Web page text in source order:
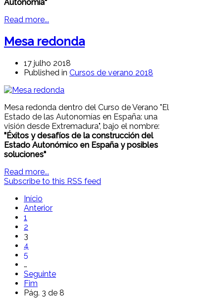
Autonomía"
Read more...
Mesa redonda
17 julho 2018
Published in Cursos de verano 2018
Mesa redonda dentro del Curso de Verano "El
Estado de las Autonomías en España: una
visión desde Extremadura", bajo el nombre:
"Éxitos y desafíos de la construcción del
Estado Autonómico en España y posibles
soluciones"
Read more...
Subscribe to this RSS feed
Início
Anterior
1
2
3
4
5
…
Seguinte
Fim
Pág. 3 de 8